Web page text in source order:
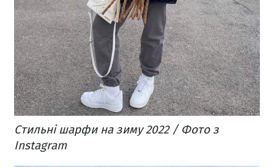
Стильні шарфи на зиму 2022 / Фото з
Instagram